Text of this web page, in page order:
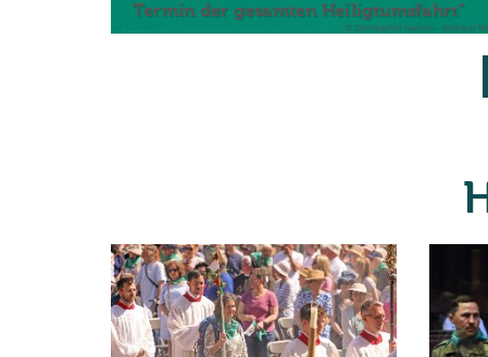
Termin der gesamten Heiligtumsfahrt“
© Domkapitel Aachen - Andreas